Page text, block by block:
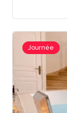
Journée